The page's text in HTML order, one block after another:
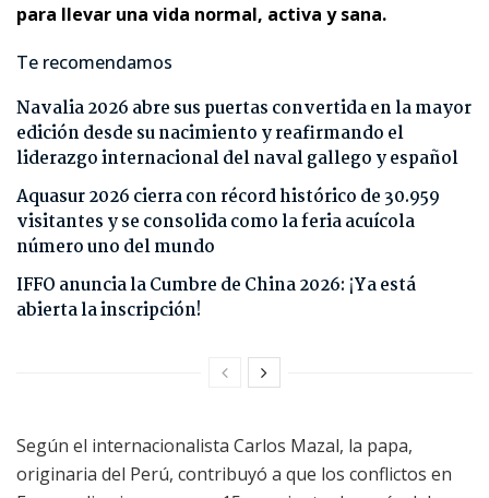
para llevar una vida normal, activa y sana.
Te recomendamos
Navalia 2026 abre sus puertas convertida en la mayor
edición desde su nacimiento y reafirmando el
liderazgo internacional del naval gallego y español
Aquasur 2026 cierra con récord histórico de 30.959
visitantes y se consolida como la feria acuícola
número uno del mundo
IFFO anuncia la Cumbre de China 2026: ¡Ya está
abierta la inscripción!
Según el internacionalista Carlos Mazal, la papa,
originaria del Perú, contribuyó a que los conflictos en